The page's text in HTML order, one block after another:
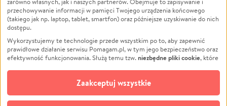
Pożar
Ukraina
Pomoc Finansowa
Projekty
Pogrzeb
Społeczność lokalna
Kultura
Wichura
NGO
Edukacja
Podróż
Impreza
Ochrona środowiska
Biznes
zarówno własnych, jak i naszych partnerów. Obejmuje to zapisywanie i
przechowywanie informacji w pamięci Twojego urządzenia końcowego
(takiego jak np. laptop, tablet, smartfon) oraz późniejsze uzyskiwanie do nich
dostępu.
Wykorzystujemy te technologie przede wszystkim po to, aby zapewnić
prawidłowe działanie serwisu Pomagam.pl, w tym jego bezpieczeństwo oraz
efektywność funkcjonowania. Służą temu tzw.niezbędne pliki cookie, które
opcjonalnych plików cookie
technologii do celów analitycznych i retargetingowych. Możesz wyrazić
zgodę na ich stosowanie lub jej odmówić. W dowolnym momencie masz
Zaakceptuj wszystkie